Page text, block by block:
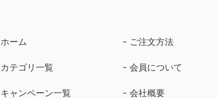
ホーム ご注文方法
カテゴリ一覧 会員について
キャンペーン一覧 会社概要